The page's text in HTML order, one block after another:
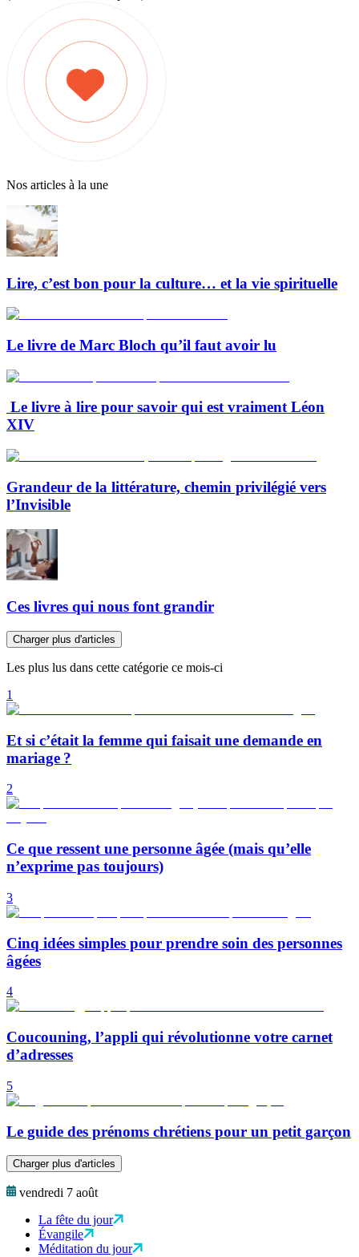
Nos articles à la une
Lire, c’est bon pour la culture… et la vie spirituelle
Le livre de Marc Bloch qu’il faut avoir lu
Le livre à lire pour savoir qui est vraiment Léon
XIV
Grandeur de la littérature, chemin privilégié vers
l’Invisible
Ces livres qui nous font grandir
Charger plus d'articles
Les plus lus dans cette catégorie ce mois-ci
1
Et si c’était la femme qui faisait une demande en
mariage ?
2
Ce que ressent une personne âgée (mais qu’elle
n’exprime pas toujours)
3
Cinq idées simples pour prendre soin des personnes
âgées
4
Coucouning, l’appli qui révolutionne votre carnet
d’adresses
5
Le guide des prénoms chrétiens pour un petit garçon
Charger plus d'articles
vendredi 7 août
La fête du jour
Évangile
Méditation du jour